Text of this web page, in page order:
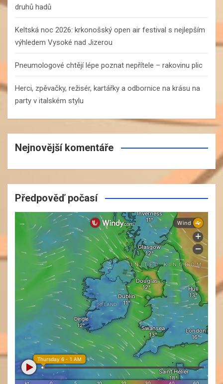
druhů hadů
Keltská noc 2026: krkonošský open air festival s nejlepším
výhledem Vysoké nad Jizerou
Pneumologové chtějí lépe poznat nepřítele – rakovinu plic
Herci, zpěvačky, režisér, kartářky a odbornice na krásu na
party v italském stylu
Nejnovější komentáře
Předpověď počasí